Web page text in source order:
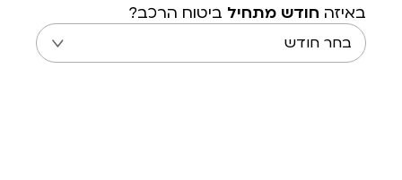
באיזה חודש מתחיל ביטוח הרכב?